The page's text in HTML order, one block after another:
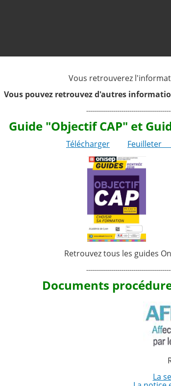
Vous retrouverez
Vous pouvez retrouvez d'autres
Guide "Objectif CAP" et
Télécharger Feuilleter
Retrouvez tous les guides
Documents
La